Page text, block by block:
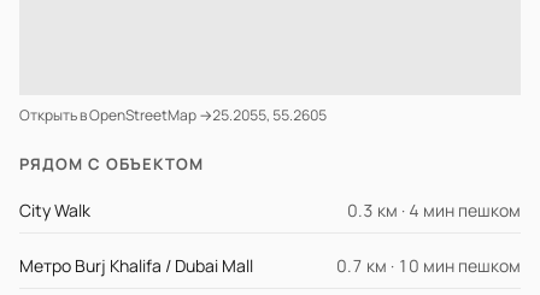
Открыть в OpenStreetMap →25.2055, 55.2605
РЯДОМ С ОБЪЕКТОМ
City Walk 0.3 км · 4 мин пешком
Метро Burj Khalifa / Dubai Mall 0.7 км · 10 мин пешком